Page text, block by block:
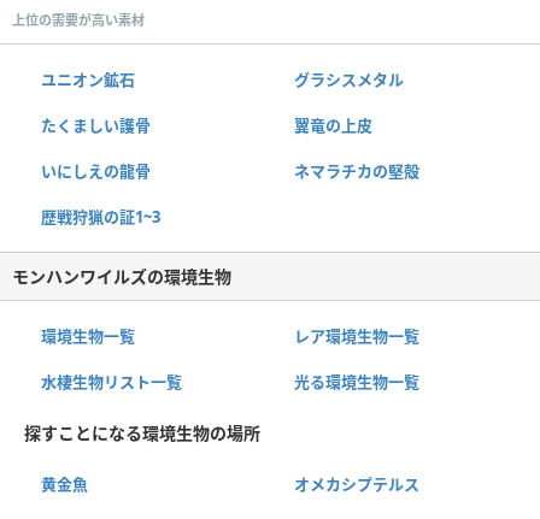
上位の需要が高い素材
ユニオン鉱石 グラシスメタル
たくましい護骨 翼竜の上皮
いにしえの龍骨 ネマラチカの堅殻
歴戦狩猟の証1~3
モンハンワイルズの環境生物
環境生物一覧 レア環境生物一覧
水棲生物リスト一覧 光る環境生物一覧
探すことになる環境生物の場所
黄金魚 オメカシプテルス